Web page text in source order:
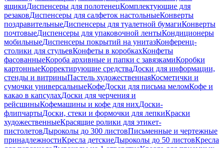
ящикиДиспенсеры для полотенецКомплектующие для
резаковДиспенсеры для салфеток настольныеКонверты
поздравительныеДиспенсеры для туалетной бумагиКонверты
почтовыеДиспенсеры для упаковочной лентыКондиционеры
мобильныеДиспенсеры покрытий на унитазКонференц-
столики для стульевКонфеты в коробкахКонфеты
фасованныеКороба архивные и папки с завязкамиКоробки
картонныеКорректирующие средстваДоски для информации,
стенды и витриныПастель художественнаяКосметички и
сумочки универсальныеКофеДоски для письма меломКофе и
какао в капсулахДоски для черчения и
рейсшиныКофемашины и кофе для нихДоски-
флипчартыДоски, стеки и формочки для лепкиКраски
художественныеКрасящие ролики для этикет-
пистолетовДыроколы до 300 листовПисьменные и чертежные
принадлежностиКресла детскиеДыроколы до 50 листовКресла